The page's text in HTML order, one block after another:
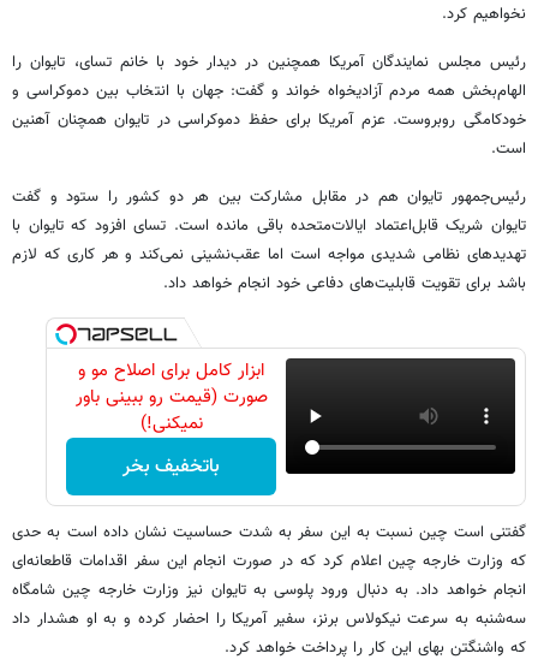
نخواهیم کرد.
رئیس مجلس نمایندگان آمریکا همچنین در دیدار خود با خانم تسای، تایوان را
الهام‌بخش همه مردم آزادیخواه خواند و گفت: جهان با انتخاب بین دموکراسی و
خودکامگی روبروست. عزم آمریکا برای حفظ دموکراسی در تایوان همچنان آهنین
است.
رئیس‌جمهور تایوان هم در مقابل مشارکت بین هر دو کشور را ستود و گفت
تایوان شریک قابل‌اعتماد ایالات‌متحده باقی مانده است. تسای افزود که تایوان با
تهدیدهای نظامی شدیدی مواجه است اما عقب‌نشینی نمی‌کند و هر کاری که لازم
باشد برای تقویت قابلیت‌های دفاعی خود انجام خواهد داد.
ابزار کامل برای اصلاح مو و
صورت (قیمت رو ببینی باور
نمیکنی!)
باتخفیف بخر
گفتنی است چین نسبت به این سفر به شدت حساسیت نشان داده است به حدی
که وزارت خارجه چین اعلام کرد که در صورت انجام این سفر اقدامات قاطعانه‌ای
انجام خواهد داد. به دنبال ورود پلوسی به تایوان نیز وزارت خارجه چین شامگاه
سه‌شنبه به سرعت نیکولاس برنز، سفیر آمریکا را احضار کرده و به او هشدار داد
که واشنگتن بهای این کار را پرداخت خواهد کرد.